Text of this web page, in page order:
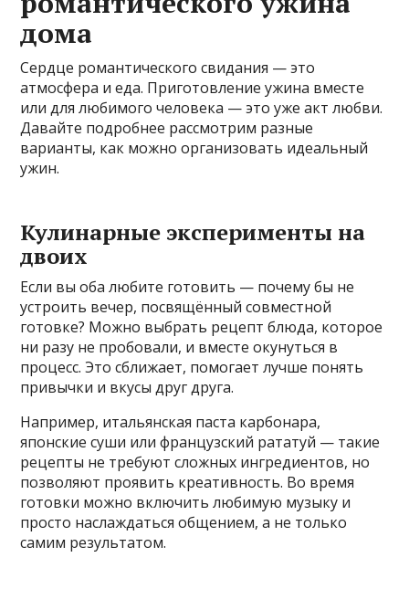
дома
Сердце романтического свидания — это
атмосфера и еда. Приготовление ужина вместе
или для любимого человека — это уже акт любви.
Давайте подробнее рассмотрим разные
варианты, как можно организовать идеальный
ужин.
Кулинарные эксперименты на
двоих
Если вы оба любите готовить — почему бы не
устроить вечер, посвящённый совместной
готовке? Можно выбрать рецепт блюда, которое
ни разу не пробовали, и вместе окунуться в
процесс. Это сближает, помогает лучше понять
привычки и вкусы друг друга.
Например, итальянская паста карбонара,
японские суши или французский рататуй — такие
рецепты не требуют сложных ингредиентов, но
позволяют проявить креативность. Во время
готовки можно включить любимую музыку и
просто наслаждаться общением, а не только
самим результатом.